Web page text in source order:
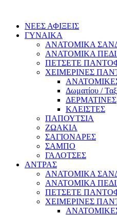
ΝΕΕΣ ΑΦΙΞΕΙΣ
ΓΥΝΑΙΚΑ
ΑΝΑΤΟΜΙΚΑ
ΑΝΑΤΟΜΙΚΑ
ΠΕΤΣΕΤΕ
ΧΕΙΜΕΡΙΝΕΣ
Δωματίου /
ΔΕΡΜΑΤΙΝΕΣ
ΚΛΕΙΣΤΕΣ
ΠΑΠΟΥΤΣΙΑ
ΖΩΑΚΙΑ
ΣΑΓΙΟΝΑΡΕΣ
ΣΑΜΠΟ
ΓΑΛΟΤΣΕΣ
ΑΝΤΡΑΣ
ΑΝΑΤΟΜΙΚΑ
ΑΝΑΤΟΜΙΚΑ
ΠΕΤΣΕΤΕ
ΧΕΙΜΕΡΙΝΕΣ